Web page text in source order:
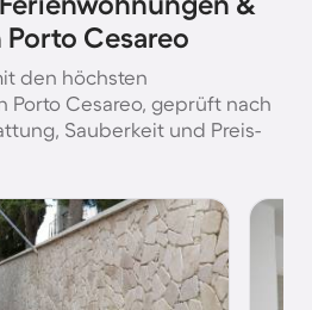
Cesareo
den höchsten
Porto Cesareo, geprüft nach
Sauberkeit und Preis-